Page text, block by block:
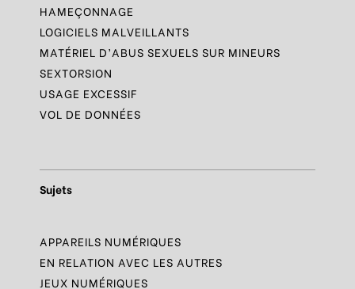
HAMEÇONNAGE
LOGICIELS MALVEILLANTS
MATÉRIEL D’ABUS SEXUELS SUR MINEURS
SEXTORSION
USAGE EXCESSIF
VOL DE DONNÉES
Sujets
APPAREILS NUMÉRIQUES
EN RELATION AVEC LES AUTRES
JEUX NUMÉRIQUES